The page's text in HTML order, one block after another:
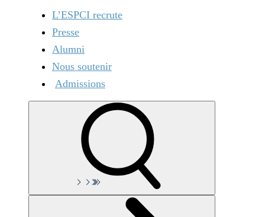
L’ESPCI recrute
Presse
Alumni
Nous soutenir
Admissions